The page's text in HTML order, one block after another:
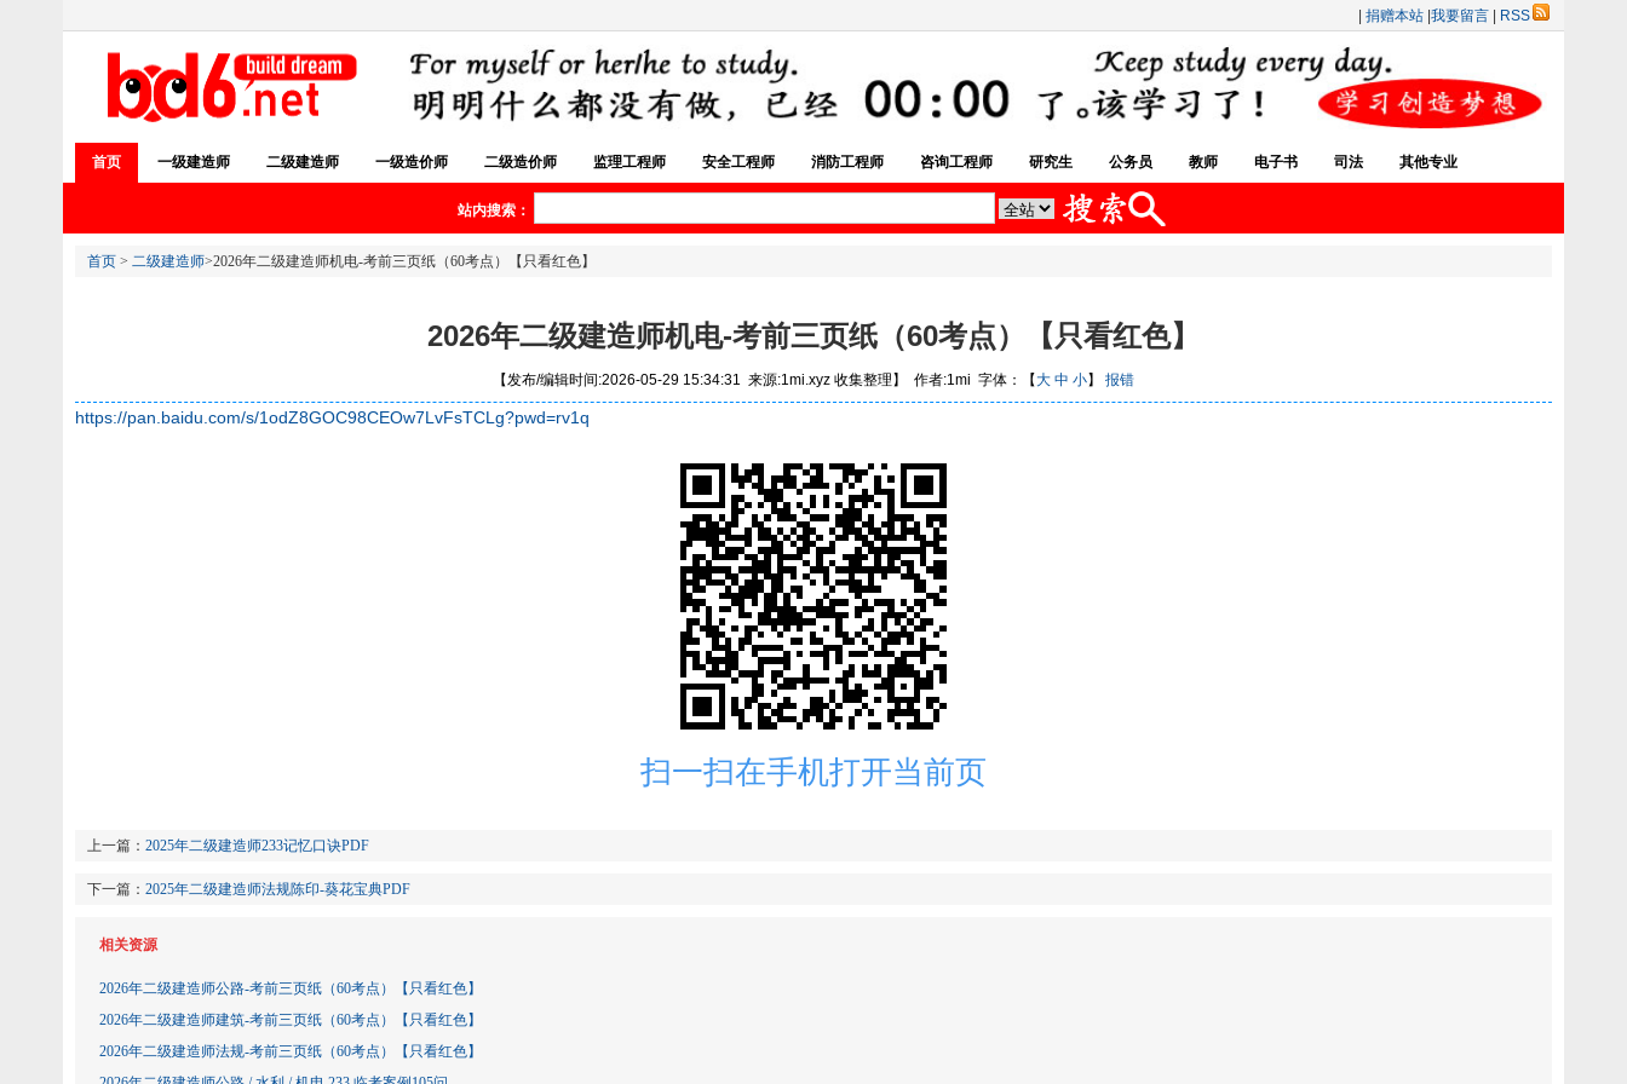
捐赠本站 我要留言 RSS
首页 一级建造师 二级建造师 一级造价师 二级造价师 监理工程师 安全工程师 消防工程师 咨询工程师 研究生 公务员 教师 电子书 司法 其他专业
站内搜索：
首页 > 二级建造师>2026年二级建造师机电-考前三页纸（60考点）【只看红色】
2026年二级建造师机电-考前三页纸（60考点）【只看红色】
【发布/编辑时间:2026-05-29 15:34:31 来源:1mi.xyz 收集整理】 作者:1mi 字体：【大 中 小】 报错
https://pan.baidu.com/s/1odZ8GOC98CEOw7LvFsTCLg?pwd=rv1q
扫一扫在手机打开当前页
上一篇： 2025年二级建造师233记忆口诀PDF
下一篇： 2025年二级建造师法规陈印-葵花宝典PDF
相关资源
2026年二级建造师公路-考前三页纸（60考点）【只看红色】
2026年二级建造师建筑-考前三页纸（60考点）【只看红色】
2026年二级建造师法规-考前三页纸（60考点）【只看红色】